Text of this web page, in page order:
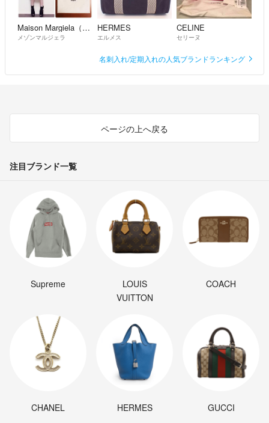
Maison Margiela（旧Maison Martin Margiela）
メゾンマルジェラ
HERMES
エルメス
CELINE
セリーヌ
名刺入れ/定期入れの人気ブランドランキング
ページの上へ戻る
注目ブランド一覧
Supreme
LOUIS
VUITTON
COACH
CHANEL HERMES GUCCI